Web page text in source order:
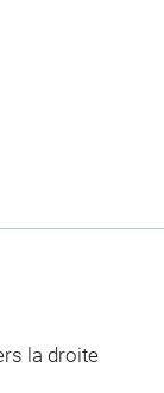
la droite